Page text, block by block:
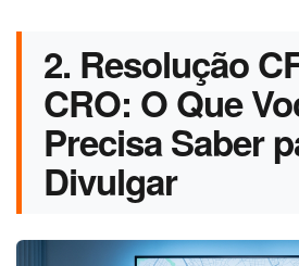
2. Resolução
CRO: O Que
Precisa Saber
Divulgar